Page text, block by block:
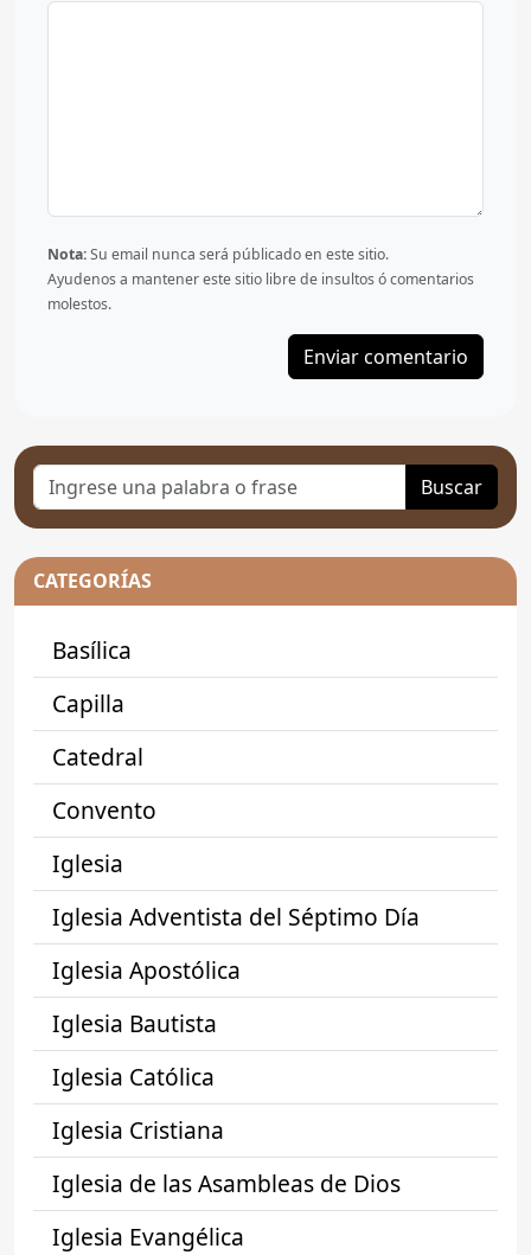
Nota:Su email nunca será públicado en este sitio.
Ayudenos a mantener este sitio libre de insultos ó comentarios
molestos.
Buscar
CATEGORÍAS
Basílica
Capilla
Catedral
Convento
Iglesia
Iglesia Adventista del Séptimo Día
Iglesia Apostólica
Iglesia Bautista
Iglesia Católica
Iglesia Cristiana
Iglesia de las Asambleas de Dios
Iglesia Evangélica